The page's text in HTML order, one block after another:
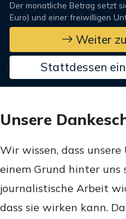
Der monatliche Betrag setzt
Euro) und einer freiwilligen
Weiter
Stattdessen
Unsere
Wir wissen, dass
einem Grund hinter uns
journalistische Arbeit
dass sie wirken kann.